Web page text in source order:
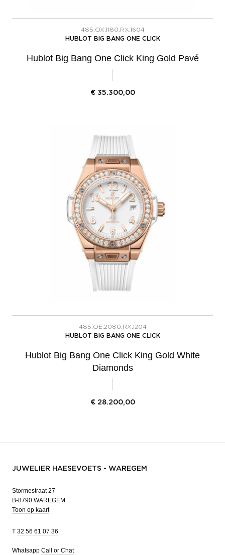
485.OX.1180.RX.1604
HUBLOT BIG BANG ONE CLICK
Hublot Big Bang One Click King Gold Pavé
€ 35.300,00
485.OE.2080.RX.1204
HUBLOT BIG BANG ONE CLICK
Hublot Big Bang One Click King Gold White
Diamonds
€ 28.200,00
JUWELIER HAESEVOETS - WAREGEM
Stormestraat 27
B-8790 WAREGEM
Toon op kaart
T 32 56 61 07 36
Whatsapp Call or Chat